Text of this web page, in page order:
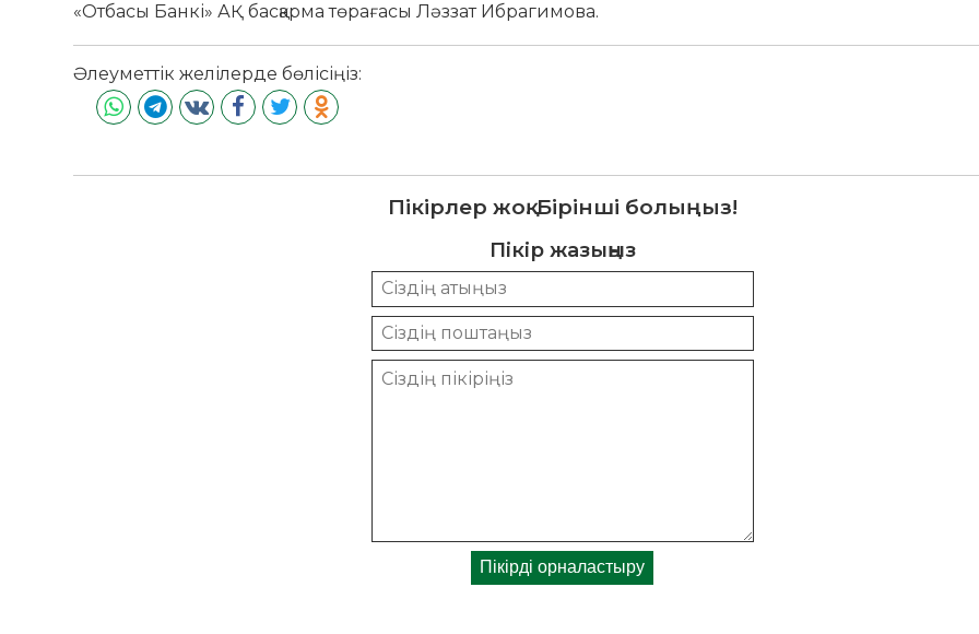
«Отбасы Банкі» АҚ басқарма төрағасы Ләззат Ибрагимова.
Әлеуметтік желілерде бөлісіңіз:
Пікірлер жоқ. Бірінші болыңыз!
Пікір жазыңыз